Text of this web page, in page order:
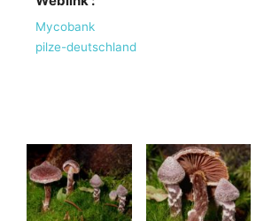
Mycobank
pilze-deutschland